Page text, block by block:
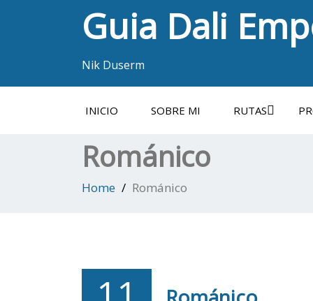
Guia Dali
Nik Duserm
INICIO SOBRE MI RUTAS
Románico
Home Románico